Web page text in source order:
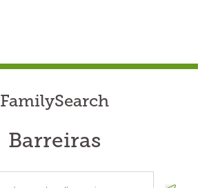
FamilySearch
Barreiras